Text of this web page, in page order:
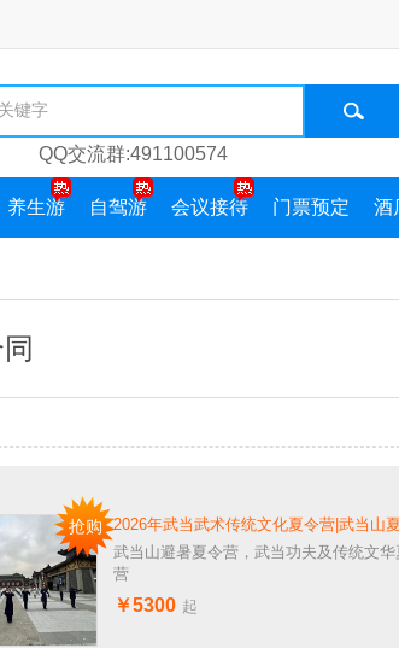
QQ交流群:491100574
养生游 自驾游 会议接待 门票预定 酒
抢购
2026年武当武术传统文化夏令营|武当山
武当山避暑夏令营，武当功夫及传统文华
营
￥5300 起